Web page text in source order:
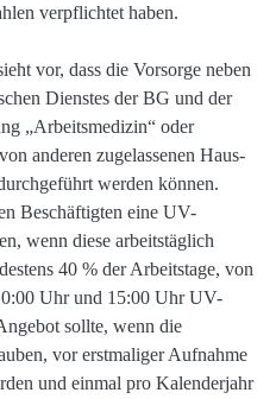
verpflichtet haben.
vor, dass die Vorsorge neben
Dienstes der BG und der
„Arbeitsmedizin“ oder
anderen zugelassenen Haus-
werden können.
Beschäftigten eine UV-
wenn diese arbeitstäglich
40 % der Arbeitstage, von
Uhr und 15:00 Uhr UV-
sollte, wenn die
vor erstmaliger Aufnahme
und einmal pro Kalenderjahr